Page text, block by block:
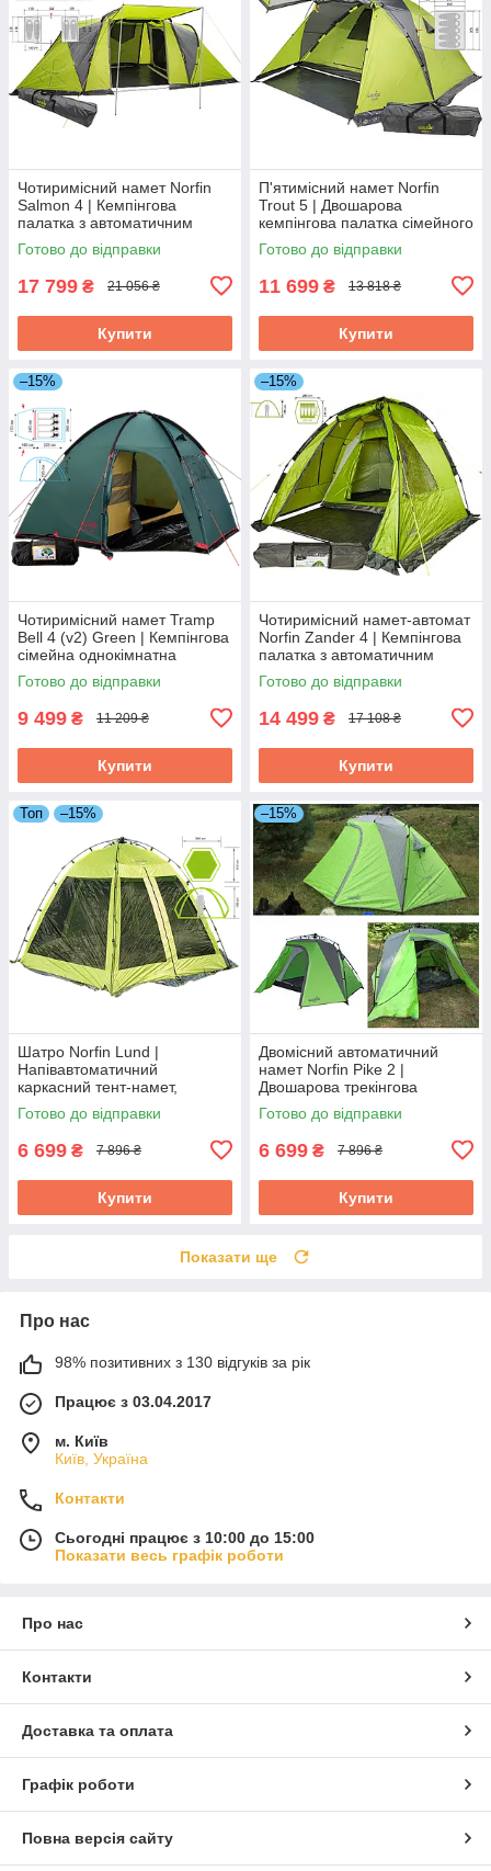
Чотиримісний намет Norfin
Salmon 4 | Кемпінгова
палатка з автоматичним
каркасом, 2 спальні,
просторий та високий тамбур
Готово до відправки
17 799 ₴ 21 056 ₴
Купити
П'ятимісний намет Norfin
Trout 5 | Двошарова
кемпінгова палатка сімейного
типу з автоматичним
каркасом, один вхід, один
Готово до відправки
11 699 ₴ 13 818 ₴
Купити
–15%
Чотиримісний намет Tramp
Bell 4 (v2) Green | Кемпінгова
сімейна однокімнатна
палатка з високим тамбуром,
2 входи
Готово до відправки
9 499 ₴ 11 209 ₴
Купити
–15%
Чотиримісний намет-автомат
Norfin Zander 4 | Кемпінгова
палатка з автоматичним
швидкозбірним каркасом і
просторим високим
Готово до відправки
14 499 ₴ 17 108 ₴
Купити
Топ –15%
Шатро Norfin Lund |
Напівавтоматичний
каркасний тент-намет,
надійний захист від сонця та
комах під час відпочинку на
Готово до відправки
6 699 ₴ 7 896 ₴
Купити
–15%
Двомісний автоматичний
намет Norfin Pike 2 |
Двошарова трекінгова
палатка з одним входом,
швидка збірка,
Готово до відправки
6 699 ₴ 7 896 ₴
Купити
Показати ще
Про нас
98% позитивних з 130 відгуків за рік
Працює з 03.04.2017
м. Київ
Київ, Україна
Контакти
Сьогодні працює з 10:00 до 15:00
Показати весь графік роботи
Про нас
Контакти
Доставка та оплата
Графік роботи
Повна версія сайту